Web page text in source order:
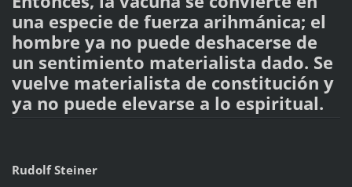
una especie de fuerza arihmánica; el
hombre ya no puede deshacerse de
un sentimiento materialista dado. Se
vuelve materialista de constitución y
ya no puede elevarse a lo espiritual.
Rudolf Steiner